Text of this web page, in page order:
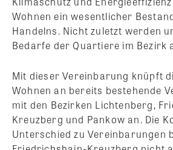
Wohnen ein wesentlicher
Handelns. Nicht zuletzt werden
Bedarfe der Quartiere im Bezirk
Mit dieser Vereinbarung knüpft
Wohnen an bereits bestehende
mit den Bezirken Lichtenberg,
Kreuzberg und Pankow an. Die
Unterschied zu Vereinbarungen